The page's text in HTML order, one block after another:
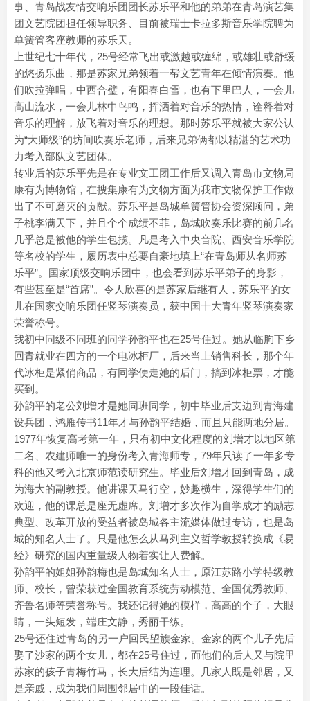
事、青岛战友情交响乐团团长苏乐平和他的弟弟在青岛演艺集
团文艺院团担任领导职务、目前被瑞士卡拉多斯音乐学院聘为
单簧管客座教师的苏乐天。
上世纪七十年代，25号经常飞出或激越或缠绵，或雄壮或舒缓
的悠扬乐曲，那是苏家兄弟领着一帮文艺青年在倾情演奏。他
们吹拉弹唱，中西合璧，有阳春白雪，也有下里巴人，一会儿
高山流水，一会儿林中鸟鸣，挥洒着对音乐的热情，诠释着对
音乐的理解，放飞着对音乐的理想。那时苏乐平就被大家公认
为“大师级”的坊间吹奏乐老师，后来兄弟俩都以精湛的艺术功
力考入部队文艺团体。
转业后的苏乐平先是在专业文工团工作后又调入青岛市文物局
康有为博物馆，在搜集康有为文物方面为我市文物保护工作做
出了不可磨灭的贡献。苏乐平是岛城单簧管协会资深顾问，弟
子桃李满天下，并且个个成绩不菲，岛城吹奏乐比赛的前几名
几乎总是被他的学生包揽。凡是考入中央音院、西安音乐学院
等名校的学生，履历表中总要自豪地填上“在青岛师从名师苏
乐平”。国家顶级交响乐团中，也会看到苏乐平弟子的身影，
有些甚至是“首席”。令人欣喜的是苏家后继有人，苏乐平的女
儿在国家交响乐团任竖琴演奏员，获中国十大青年竖琴演奏家
荣誉称号。
我初中同级不同班的同学孙韵平也在25号住过。她从临朐下乡
回青就业在四方的一个电冰柜厂，后来当上销售科长，那个年
代冰柜是紧俏商品，有同学便走她的后门，搞到冰柜票，才能
买到。
孙韵平的老公刘增才是她同班同学，初中毕业后支边到青海建
设兵团，鸿雁传书11年才与孙韵平结婚，而且只能两地分居。
1977年恢复高考第一年，只有初中文化程度的刘增才以地区第
二名、农建师唯一的身份考入青海师专，79年只读了一年多专
科的他又考入北京师范读研究生。毕业后刘增才回到青岛，成
为海大的副教授。他讲课天马行空，妙趣横生，深得学生们的
欢迎，他的课总是座无虚席。刘增才多次作为自学成才的励志
典型、改革开放的受益者被岛城各主流媒体做过专访，也是岛
城的知名人士了。只是他怎么从马列主义哲学教授转换成《易
经》研究的国内重量级人物着实让人费解。
孙韵平的姐姐孙韵梅也是岛城知名人士，原江苏路小学特级教
师、校长，曾荣获过全国教育系统劳动模范、全国优秀教师、
齐鲁名师等荣誉称号。我还记得她的模样，高高的个子，大眼
睛，一头短发，端庄文静，秀丽干练。
25号还住过青岛的另一户回民望族金家。金家的两个儿子先后
娶了沙家的两个女儿，都在25号住过，而他们的后人又与院里
苏家的孩子青梅竹马，长大后结为连理。几家人既是邻居，又
是亲戚，成为我们周围邻居中的一段佳话。